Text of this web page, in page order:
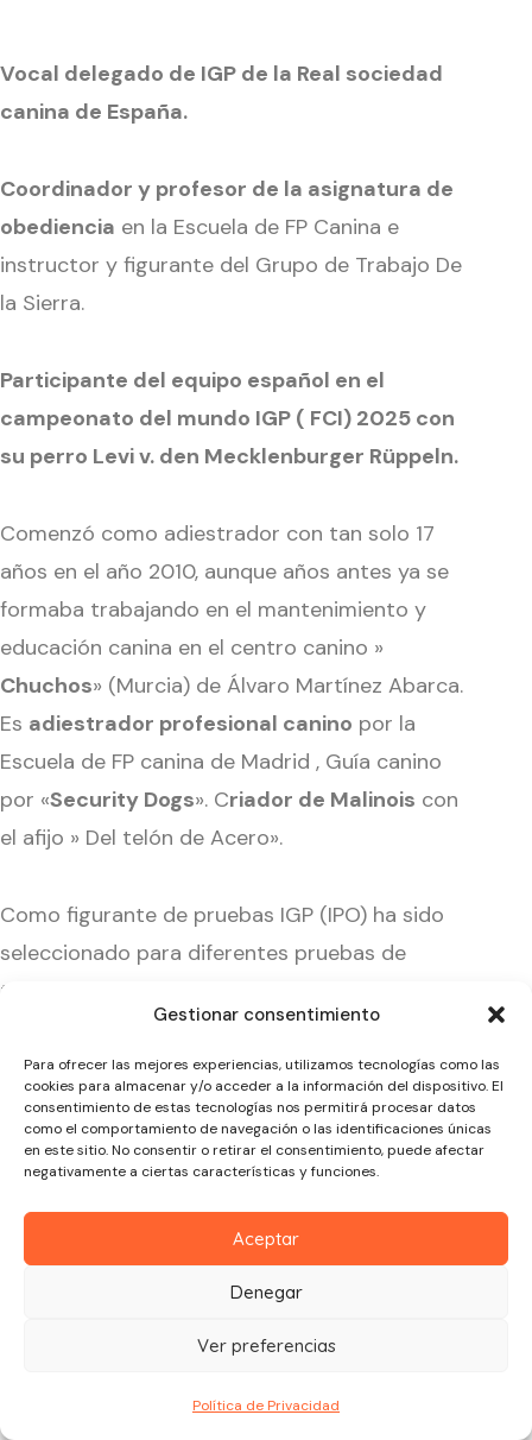
Gestionar consentimiento
Para ofrecer las mejores experiencias, utilizamos tecnologías como las
cookies para almacenar y/o acceder a la información del dispositivo. El
consentimiento de estas tecnologías nos permitirá procesar datos
como el comportamiento de navegación o las identificaciones únicas
en este sitio. No consentir o retirar el consentimiento, puede afectar
negativamente a ciertas características y funciones.
Aceptar
Denegar
Ver preferencias
Política de Privacidad
Vocal delegado de IGP de la Real sociedad
canina de España.
Coordinador y profesor de la asignatura de
obediencia en la Escuela de FP Canina e
instructor y figurante del Grupo de Trabajo De
la Sierra.
Participante del equipo español en el
campeonato del mundo IGP ( FCI) 2025 con
su perro Levi v. den Mecklenburger Rüppeln.
Comenzó como adiestrador con tan solo 17
años en el año 2010, aunque años antes ya se
formaba trabajando en el mantenimiento y
educación canina en el centro canino »
Chuchos» (Murcia) de Álvaro Martínez Abarca.
Es adiestrador profesional canino por la
Escuela de FP canina de Madrid , Guía canino
por «Security Dogs». Criador de Malinois con
el afijo » Del telón de Acero».
Como figurante de pruebas IGP (IPO) ha sido
seleccionado para diferentes pruebas de
trabajo y campeonatos selectivos y Nacionales
de la RSCE y CEPPB.
Es de destacar suformación en Alemaniacon
el varias vecescampeón del mundo de IGP
(FCI) y del pastor Belga Malinois:Knut Fuchs
Con el que ha realizado varios cursos de
formación en Alemania y con el que colabora
como ayudante y figurante en algunos de los
seminarios que Knut imparte a nivel
«Quiro II de Parayas» y «Denali v Further Moore